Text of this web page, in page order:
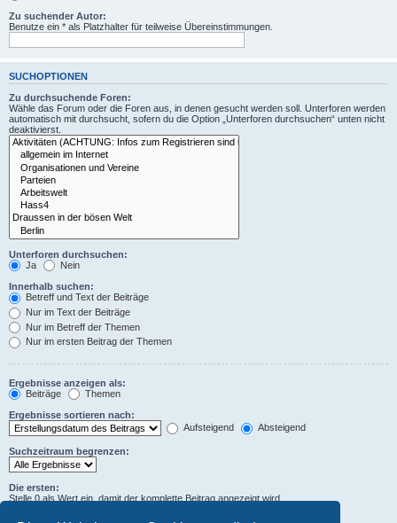
Zu suchender Autor:
Benutze ein * als Platzhalter für teilweise Übereinstimmungen.
SUCHOPTIONEN
Zu durchsuchende Foren:
Wähle das Forum oder die Foren aus, in denen gesucht werden soll. Unterforen werden
automatisch mit durchsucht, sofern du die Option „Unterforen durchsuchen“ unten nicht
deaktivierst.
Unterforen durchsuchen:
Ja
Nein
Innerhalb suchen:
Betreff und Text der Beiträge
Nur im Text der Beiträge
Nur im Betreff der Themen
Nur im ersten Beitrag der Themen
Ergebnisse anzeigen als:
Beiträge
Themen
Ergebnisse sortieren nach:
Aufsteigend
Absteigend
Suchzeitraum begrenzen:
Die ersten:
Stelle 0 als Wert ein, damit der komplette Beitrag angezeigt wird.